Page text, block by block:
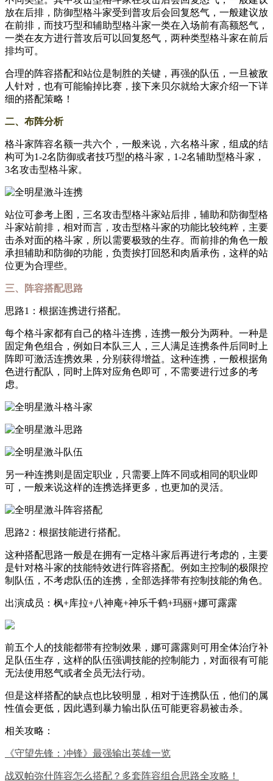
放在后排，防御型格斗家受到普攻后会回复怒气，一般建议放
在前排，而技巧型和辅助型格斗家一类在入场前有高额怒气，
一类在友方进行普攻后可以回复怒气，两种类型格斗家在前后
排均可。
合理的阵容搭配和站位是制胜的关键，再强的队伍，一旦被敌
人针对，也有可能输掉比赛，接下来贝尔就给大家介绍一下详
细的搭配策略！
二、布阵分析
格斗家阵容名额一共六个，一般来说，六名格斗家，组成的结
构可为1-2名防御或者技巧型的格斗家，1-2名辅助型格斗家，
3名攻击型格斗家。
站位可参考上图，三名攻击型格斗家站后排，辅助和防御型格
斗家站前排，相对而言，攻击型格斗家的功能比较纯粹，主要
击杀对面的格斗家，所以需要极致的生存。而前排的角色一般
承担辅助和防御的功能，负责挨打回怒和肉盾承伤，这样的站
位更为合理些。
三、阵容搭配思路
思路1：根据连携进行搭配。
每个格斗家都有自己的格斗连携，连携一般分为两种。一种是
固定角色组合，例如日本队三人，三人满足连携条件后同时上
阵即可激活连携效果，分别获得增益。这种连携，一般根据角
色进行配队，同时上阵对应角色即可，不需要进行过多的考
虑。
另一种连携则是固定职业，只需要上阵不同或相同的职业即
可，一般来说这样的连携选择更多，也更加的灵活。
思路2：根据技能进行搭配。
这种搭配思路一般是在拥有一定格斗家后再进行考虑的，主要
是针对格斗家的技能特效进行阵容搭配。例如主控制的极限控
制队伍，不考虑队伍的连携，全部选择带有控制技能的角色。
出演成员：枫+库拉+八神庵+神乐千鹤+玛丽+娜可露露
前五个人的技能都带有控制效果，娜可露露则可用全体治疗补
足队伍生存，这样的队伍强调技能的控制能力，对面很有可能
无法使用怒气或者全员无法行动。
但是这样搭配的缺点也比较明显，相对于连携队伍，他们的属
性值会更低，因此遇到暴力输出队伍可能更容易被击杀。
相关攻略：
《守望先锋：冲锋》最强输出英雄一览
战双帕弥什阵容怎么搭配？多套阵容组合思路全攻略！